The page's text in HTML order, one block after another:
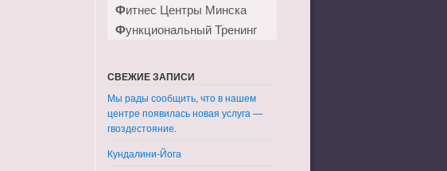
Фитнес Центры Минска
Функциональный Тренинг
СВЕЖИЕ ЗАПИСИ
Мы рады сообщить, что в нашем
центре появилась новая услуга —
гвоздестояние.
Кундалини-Йога